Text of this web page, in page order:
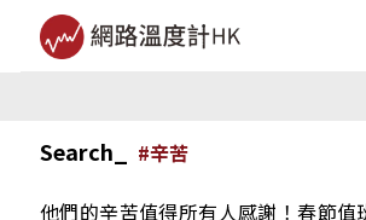
Search_ #辛苦
他們的辛苦值得所有人感謝！春節值